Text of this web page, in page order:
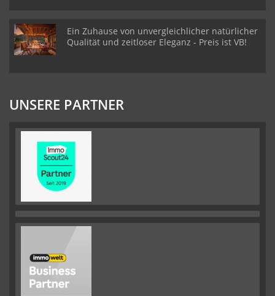
Ein Zuhause von unvergleichlicher natürlicher
Qualität und zeitloser Eleganz - Preis ist VB!
UNSERE PARTNER